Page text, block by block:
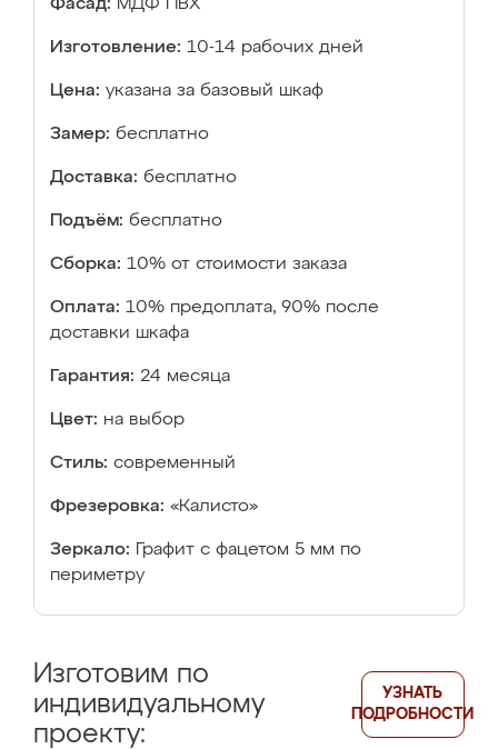
Фасад: МДФ ПВХ
Изготовление: 10-14 рабочих дней
Цена: указана за базовый шкаф
Замер: бесплатно
Доставка: бесплатно
Подъём: бесплатно
Сборка: 10% от стоимости заказа
Оплата: 10% предоплата, 90% после
доставки шкафа
Гарантия: 24 месяца
Цвет: на выбор
Стиль: современный
Фрезеровка: «Калисто»
Зеркало:
Графит с фацетом 5 мм по
периметру
Изготовим по
индивидуальному
проекту:
УЗНАТЬ
ПОДРОБНОСТИ